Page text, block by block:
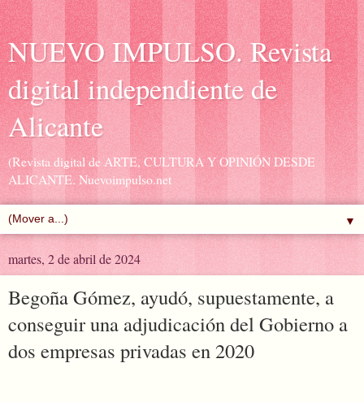
NUEVO IMPULSO. Revista
digital independiente de
Alicante
(Revista digital de ARTE, CULTURA Y OPINIÓN DESDE
ALICANTE. Nuevoimpulso.net
▼
martes, 2 de abril de 2024
Begoña Gómez, ayudó, supuestamente, a
conseguir una adjudicación del Gobierno a
dos empresas privadas en 2020